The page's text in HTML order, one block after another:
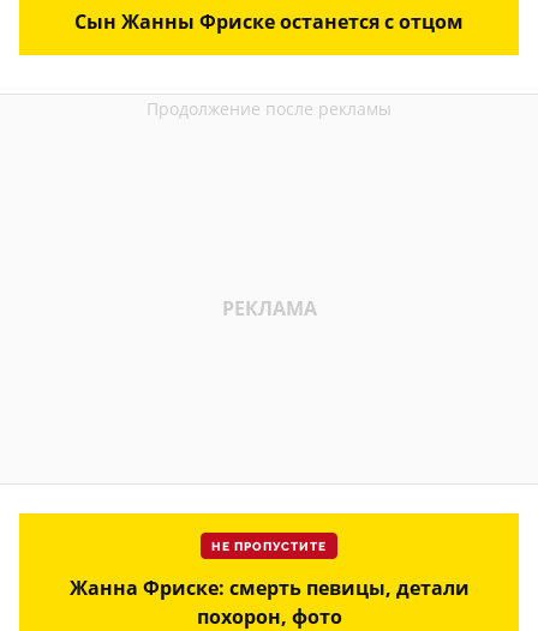
Сын Жанны Фриске останется с отцом
НЕ ПРОПУСТИТЕ
Жанна Фриске: смерть певицы, детали
похорон, фото